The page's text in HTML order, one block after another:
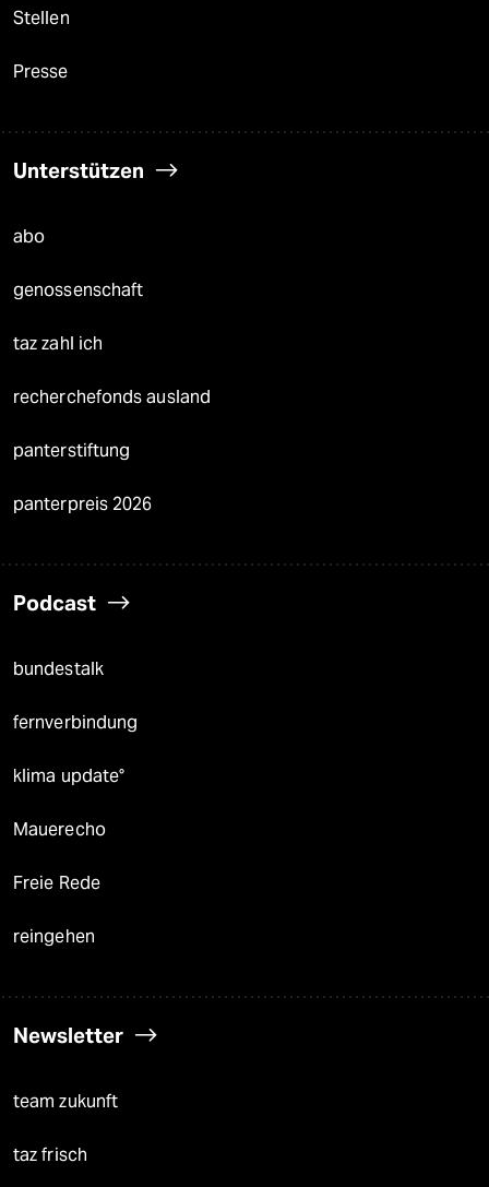
Stellen
Presse
Unterstützen
abo
genossenschaft
taz zahl ich
recherchefonds ausland
panterstiftung
panterpreis 2026
Podcast
bundestalk
fernverbindung
klima update°
Mauerecho
Freie Rede
reingehen
Newsletter
team zukunft
taz frisch